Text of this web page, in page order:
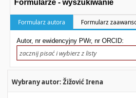
Formularze - wyszukiwanie
Formularz autora Formularz
Autor, nr ewidencyjny PWr, nr ORCID:
Wybrany autor: Žižović Irena